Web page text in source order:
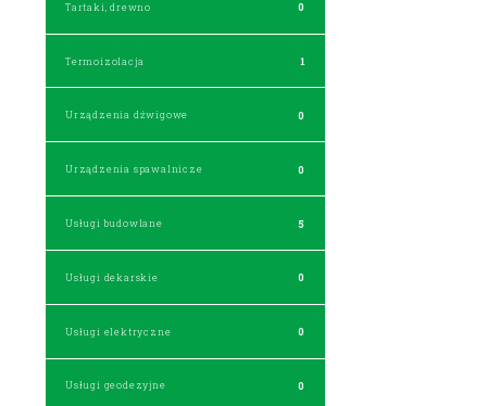
Tartaki, drewno 0
Termoizolacja 1
Urządzenia dźwigowe 0
Urządzenia spawalnicze 0
Usługi budowlane 5
Usługi dekarskie 0
Usługi elektryczne 0
Usługi geodezyjne 0